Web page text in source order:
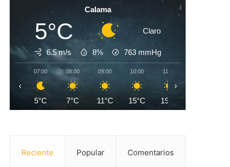
Calama
5°C Claro
6.5 m/s 8% 763 mmHg
07:00
5°C
08:00
7°C
09:00
11°C
10:00
15°C
11:00
19°C
‹ ›
Reciente Popular Comentarios